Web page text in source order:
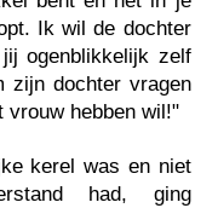
Ik wil de dochter
ogenblikkelijk zelf
zijn dochter vragen
vrouw hebben wil!"
kerel was en niet
had, ging